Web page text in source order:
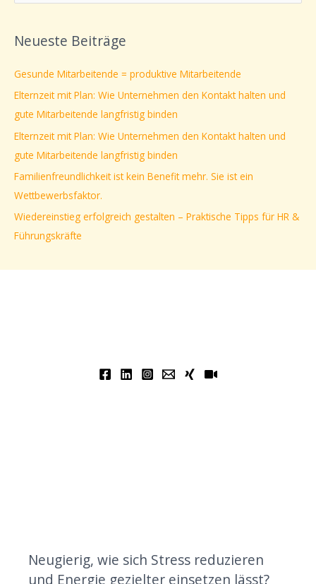
u
h
n
a
c
h
:
Neueste Beiträge
Gesunde Mitarbeitende = produktive Mitarbeitende
Elternzeit mit Plan: Wie Unternehmen den Kontakt halten und
gute Mitarbeitende langfristig binden
Elternzeit mit Plan: Wie Unternehmen den Kontakt halten und
gute Mitarbeitende langfristig binden
Familienfreundlichkeit ist kein Benefit mehr. Sie ist ein
Wettbewerbsfaktor.
Wiedereinstieg erfolgreich gestalten – Praktische Tipps für HR &
Führungskräfte
Neugierig, wie sich Stress reduzieren
und Energie gezielter einsetzen lässt?